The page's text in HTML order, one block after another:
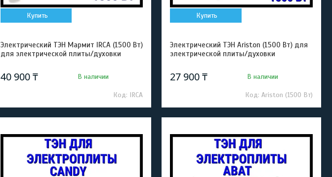
Купить
Электрический ТЭН Мармит IRCA (1500 Вт)
для электрической плиты/духовки
40 900 ₸ В наличии
IRCA
Купить
Электрический ТЭН Ariston (1500 Вт) для
электрической плиты/духовки
27 900 ₸ В наличии
Ariston (1500 Вт)